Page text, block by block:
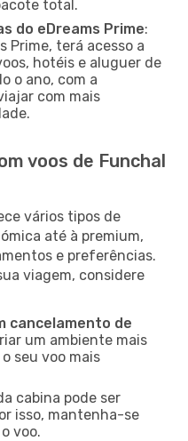
total.
do eDreams Prime:
Prime, terá acesso a
hotéis e aluguer de
o ano, com a
com mais
voos de Funchal
vários tipos de
até à premium,
e preferências.
viagem, considere
cancelamento de
um ambiente mais
seu voo mais
cabina pode ser
isso, mantenha-se
voo.